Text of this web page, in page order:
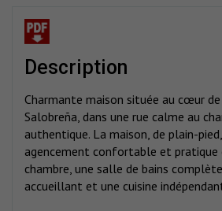
description
Charmante maison située au cœur
Salobreña, dans une rue calme au
authentique. La maison, de plain-
agencement confortable et pratique
chambre, une salle de bains
accueillant et une cuisine